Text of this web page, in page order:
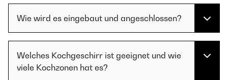
Wie wird es eingebaut und angeschlossen?
Welches Kochgeschirr ist geeignet und wie
viele Kochzonen hat es?